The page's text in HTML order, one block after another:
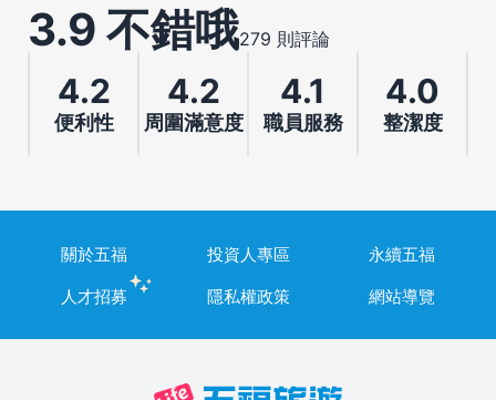
3.9 不錯哦279 則評論
4.2
便利性
4.2
周圍滿意度
4.1
職員服務
4.0
整潔度
關於五福 投資人專區
永續五福
人才招募
隱私權政策 網站導覽